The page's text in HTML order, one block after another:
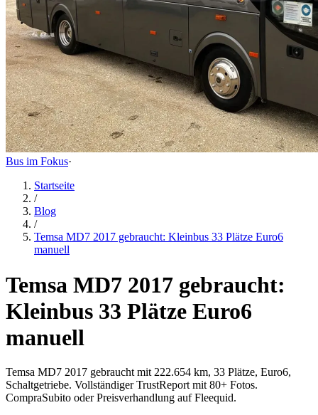
Bus im Fokus·
Startseite
/
Blog
/
Temsa MD7 2017 gebraucht: Kleinbus 33 Plätze Euro6
manuell
Temsa MD7 2017 gebraucht:
Kleinbus 33 Plätze Euro6
manuell
Temsa MD7 2017 gebraucht mit 222.654 km, 33 Plätze, Euro6,
Schaltgetriebe. Vollständiger TrustReport mit 80+ Fotos.
CompraSubito oder Preisverhandlung auf Fleequid.